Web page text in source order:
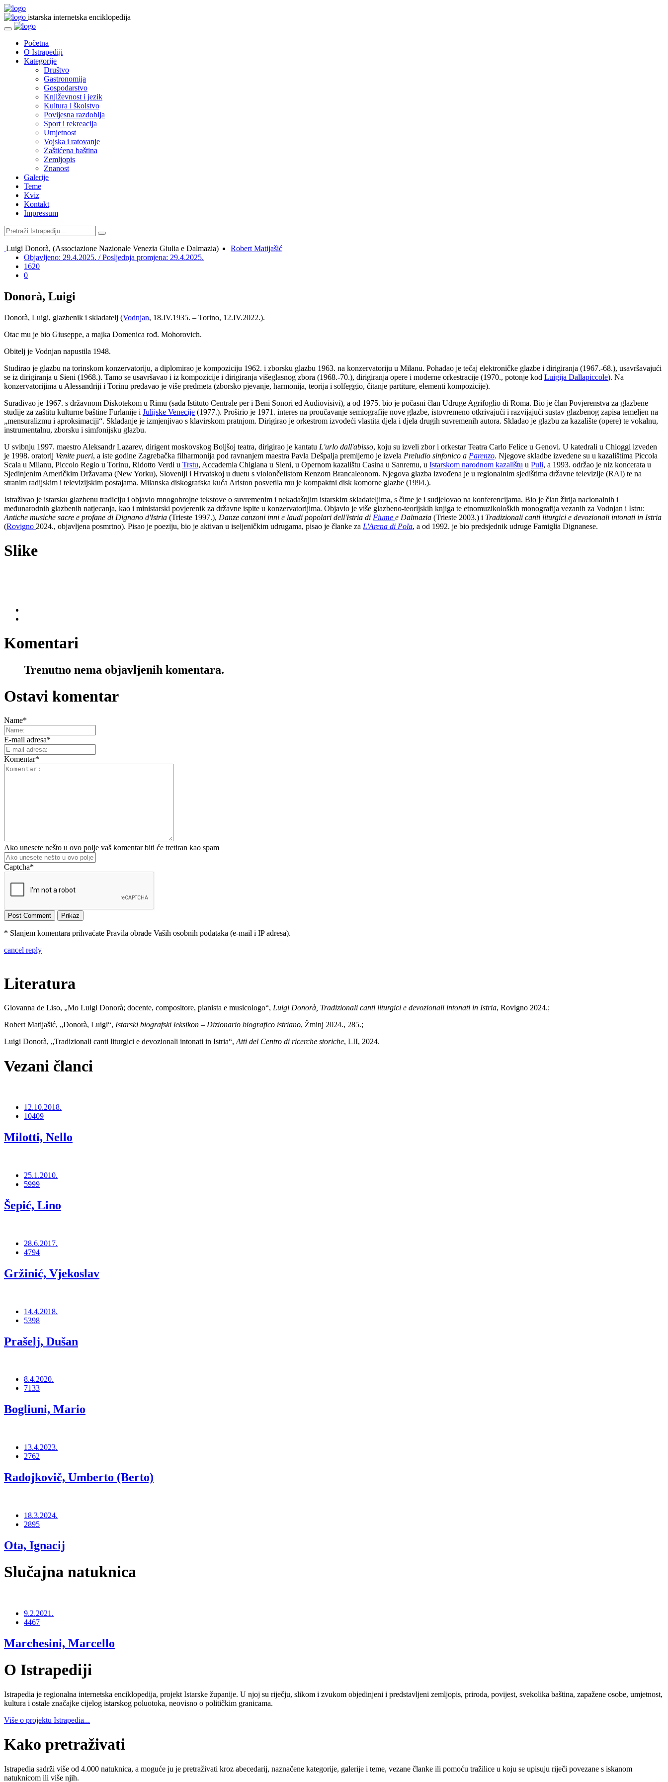
istarska internetska enciklopedija
Početna
O Istrapediji
Kategorije
Društvo
Gastronomija
Gospodarstvo
Književnost i jezik
Kultura i školstvo
Povijesna razdoblja
Sport i rekreacija
Umjetnost
Vojska i ratovanje
Zaštićena baština
Zemljopis
Znanost
Galerije
Teme
Kviz
Kontakt
Impressum
Luigi Donorà, (Associazione Nazionale Venezia Giulia e Dalmazia)
Robert Matijašić
Objavljeno: 29.4.2025. / Posljednja promjena: 29.4.2025.
1620
0
Donorà, Luigi
Donorà, Luigi, glazbenik i skladatelj (Vodnjan, 18.IV.1935. – Torino, 12.IV.2022.).
Otac mu je bio Giuseppe, a majka Domenica rođ. Mohorovich.
Obitelj je Vodnjan napustila 1948.
Studirao je glazbu na torinskom konzervatoriju, a diplomirao je kompoziciju 1962. i zborsku glazbu 1963. na konzervatoriju u Milanu. Pohađao je tečaj elektroničke glazbe i dirigiranja (1967.-68.), usavršavajući
se iz dirigiranja u Sieni (1968.). Tamo se usavršavao i iz kompozicije i dirigiranja višeglasnog zbora (1968.-70.), dirigiranja opere i moderne orkestracije (1970., potonje kod Luigija Dallapiccole). Na
konzervatorijima u Alessandriji i Torinu predavao je više predmeta (zborsko pjevanje, harmonija, teorija i solfeggio, čitanje partiture, elementi kompozicije).
Surađivao je 1967. s državnom Diskotekom u Rimu (sada Istituto Centrale per i Beni Sonori ed Audiovisivi), a od 1975. bio je počasni član Udruge Agrifoglio di Roma. Bio je član Povjerenstva za glazbene
studije za zaštitu kulturne baštine Furlanije i Julijske Venecije (1977.). Proširio je 1971. interes na proučavanje semiografije nove glazbe, istovremeno otkrivajući i razvijajući sustav glazbenog zapisa temeljen na
„mensuralizmu i aproksimaciji“. Skladanje je izmjenjivao s klavirskom pratnjom. Dirigirao je orkestrom izvodeći vlastita djela i djela drugih suvremenih autora. Skladao je glazbu za kazalište (opere) te vokalnu,
instrumentalnu, zborsku i simfonijsku glazbu.
U svibnju 1997. maestro Aleksandr Lazarev, dirigent moskovskog Boljšoj teatra, dirigirao je kantatu L'urlo dall'abisso, koju su izveli zbor i orkestar Teatra Carlo Felice u Genovi. U katedrali u Chioggi izveden
je 1998. oratorij Venite pueri, a iste godine Zagrebačka filharmonija pod ravnanjem maestra Pavla Dešpalja premijerno je izvela Preludio sinfonico a Parenzo. Njegove skladbe izvedene su u kazalištima Piccola
Scala u Milanu, Piccolo Regio u Torinu, Ridotto Verdi u Trstu, Accademia Chigiana u Sieni, u Opernom kazalištu Casina u Sanremu, u Istarskom narodnom kazalištu u Puli, a 1993. održao je niz koncerata u
Sjedinjenim Američkim Državama (New Yorku), Sloveniji i Hrvatskoj u duetu s violončelistom Renzom Brancaleonom. Njegova glazba izvođena je u regionalnim sjedištima državne televizije (RAI) te na
stranim radijskim i televizijskim postajama. Milanska diskografska kuća Ariston posvetila mu je kompaktni disk komorne glazbe (1994.).
Istraživao je istarsku glazbenu tradiciju i objavio mnogobrojne tekstove o suvremenim i nekadašnjim istarskim skladateljima, s čime je i sudjelovao na konferencijama. Bio je član žirija nacionalnih i
međunarodnih glazbenih natjecanja, kao i ministarski povjerenik za državne ispite u konzervatorijima. Objavio je više glazbeno-teorijskih knjiga te etnomuzikoloških monografija vezanih za Vodnjan i Istru:
Antiche musiche sacre e profane di Dignano d'Istria (Trieste 1997.), Danze canzoni inni e laudi popolari dell'Istria di Fiume e Dalmazia (Trieste 2003.) i Tradizionali canti liturgici e devozionali intonati in Istria
(Rovigno 2024., objavljena posmrtno). Pisao je poeziju, bio je aktivan u iseljeničkim udrugama, pisao je članke za L'Arena di Pola, a od 1992. je bio predsjednik udruge Famiglia Dignanese.
Slike
Komentari
Trenutno nema objavljenih komentara.
Ostavi komentar
Name*
E-mail adresa*
Komentar*
Ako unesete nešto u ovo polje vaš komentar biti će tretiran kao spam
Captcha*
* Slanjem komentara prihvaćate Pravila obrade Vaših osobnih podataka (e-mail i IP adresa).
cancel reply
Literatura
Giovanna de Liso, „Mo Luigi Donorà; docente, compositore, pianista e musicologo“, Luigi Donorà, Tradizionali canti liturgici e devozionali intonati in Istria, Rovigno 2024.;
Robert Matijašić, „Donorà, Luigi“, Istarski biografski leksikon – Dizionario biografico istriano, Žminj 2024., 285.;
Luigi Donorà, „Tradizionali canti liturgici e devozionali intonati in Istria“, Atti del Centro di ricerche storiche, LII, 2024.
Vezani članci
12.10.2018.
10409
Milotti, Nello
25.1.2010.
5999
Šepić, Lino
28.6.2017.
4794
Gržinić, Vjekoslav
14.4.2018.
5398
Prašelj, Dušan
8.4.2020.
7133
Bogliuni, Mario
13.4.2023.
2762
Radojkovič, Umberto (Berto)
18.3.2024.
2895
Ota, Ignacij
Slučajna natuknica
9.2.2021.
4467
Marchesini, Marcello
O Istrapediji
Istrapedia je regionalna internetska enciklopedija, projekt Istarske županije. U njoj su riječju, slikom i zvukom objedinjeni i predstavljeni zemljopis, priroda, povijest, svekolika baština, zapažene osobe, umjetnost,
kultura i ostale značajke cijelog istarskog poluotoka, neovisno o političkim granicama.
Više o projektu Istrapedia...
Kako pretraživati
Istrapedia sadrži više od 4.000 natuknica, a moguće ju je pretraživati kroz abecedarij, naznačene kategorije, galerije i teme, vezane članke ili pomoću tražilice u koju se upisuju riječi povezane s iskanom
natuknicom ili više njih.